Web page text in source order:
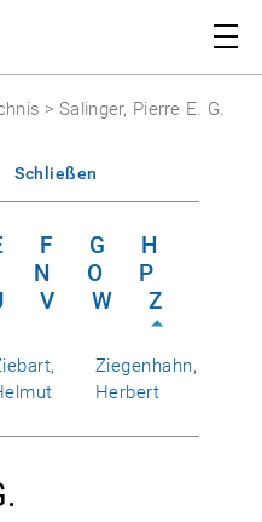
> Salinger, Pierre E. G.
Schließen
F G
H
N O
P
V W Z
Ziegenhahn,
Herbert